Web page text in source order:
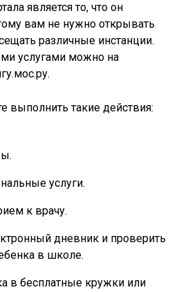
является то, что он
вам не нужно открывать
различные инстанции.
услугами можно на
выполнить такие действия:
услуги.
к врачу.
дневник и проверить
в школе.
в бесплатные кружки или